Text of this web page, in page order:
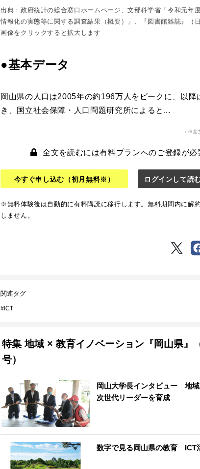
出典：政府統計の総合窓口ホームページ、文部科学省「令和元年
情報化の実態等に関する調査結果（概要）」、『図書館雑誌』（
画像をクリックすると拡大します
●基本データ
岡山県の人口は2005年の約196万人をピークに、以降
き、国立社会保障・人口問題研究所によると...
（※全
全文を読むには有料プランへのご登録が必
今すぐ申し込む （初月無料※） ログインして読
※無料体験後は自動的に有料購読に移行します。無料期間内に解
しません。
関連タグ
ICT
特集 地域 × 教育イノベーション『岡山県』
号）
岡山大学長インタビュー 地
次世代リーダーを育成
数字で見る岡山県の教育 ICT